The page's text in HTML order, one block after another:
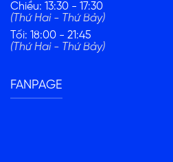
Chiều: 13:30 - 17:30
(Thứ Hai - Thứ Bảy)
Tối: 18:00 - 21:45
(Thứ Hai - Thứ Bảy)
FANPAGE